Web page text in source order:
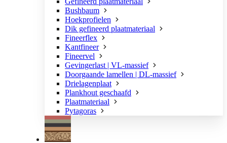
Bushbaum
Hoekprofielen
Dik gefineerd plaatmateriaal
Fineerflex
Kantfineer
Fineervel
Gevingerlast | VL-massief
Doorgaande lamellen | DL-massief
Drielagenplaat
Plankhout geschaafd
Plaatmateriaal
Pytagoras